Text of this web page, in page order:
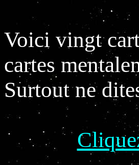
Voici vingt
cartes
Surtout ne